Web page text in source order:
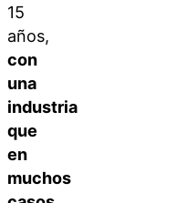
15
años,
con
una
industria
que
en
muchos